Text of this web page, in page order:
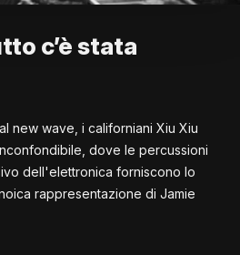
c’è stata
new wave, i californiani Xiu Xiu
dove le percussioni
dell'elettronica forniscono lo
rappresentazione di Jamie